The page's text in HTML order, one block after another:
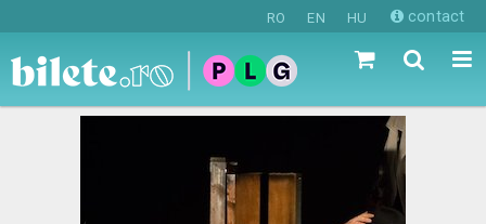
RO EN HU contact